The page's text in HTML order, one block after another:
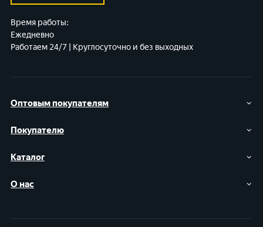
Оптовым покупателям
Покупателю
Каталог
О нас
Время работы:
Ежедневно
Работаем 24/7 | Круглосуточно и без выходных